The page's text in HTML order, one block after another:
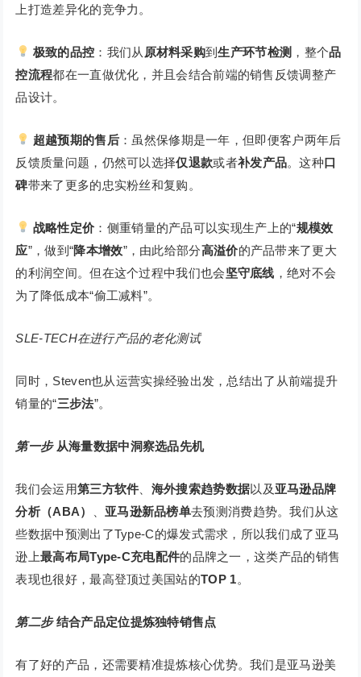
上打造差异化的竞争力。
极致的品控 ：我们从 原材料采购到生产环节检测 ，整个品
控流程都在一直做优化，并且会结合前端的销售反馈调整产
品设计。
超越预期的售后 ：虽然保修期是一年，但即便客户两年后
反馈质量问题，仍然可以选择仅退款或者补发产品。这种口
碑带来了更多的忠实粉丝和复购。
战略性定价 ：侧重销量的产品可以实现生产上的“规模效
应”，做到“降本增效”，由此给部分高溢价的产品带来了更大
的利润空间。但在这个过程中我们也会坚守底线 ，绝对不会
为了降低成本“偷工减料”。
SLE-TECH在进行产品的老化测试
同时，Steven也从运营实操经验出发，总结出了从前端提升
销量的“三步法”。
第一步 从海量数据中洞察选品先机
我们会运用第三方软件 海外搜索趋势数据以及 亚马逊品牌
分析（ABA）
亚马逊新品榜单去预测消费趋势。我们从这
些数据中预测出了Type-C的爆发式需求，所以我们成了亚马
逊上最高布局Type-C充电配件的品牌之一，这类产品的销售
表现也很好，最高登顶过美国站的TOP 1。
第二步 结合产品定位提炼独特销售点
有了好的产品，还需要精准提炼核心优势。我们是亚马逊美